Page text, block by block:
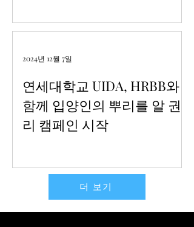
연세대학교 UIDA, HRBB와
함께 입양인의 뿌리를 알 권
리 캠페인 시작
2024년 12월 7일
더 보기